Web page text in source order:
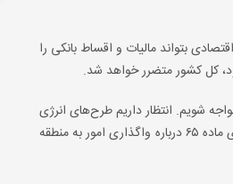
بتواند مالیات و اقساط بانکی را
کل کشور متضرر خواهد شد.
شویم. انتظار داریم طرح‌های انرژی
تجدیدپذیر با سرعت و بدون مانع اجرا شوند. همچنین در حوزه منطقه آزاد اینچه‌برون، باید دستگاه‌ها نسبت به اجرای ماده ۶۵ درباره واگذاری امور به منطقه